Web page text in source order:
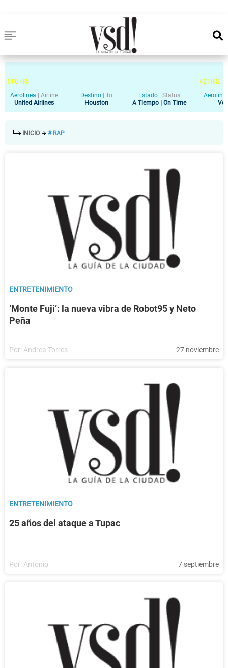
5:00HRS 4:21 HRS
Aerolinea
Airline
United Airlines
Destino
To
Houston
Estado
Status
A Tiempo | On Time
INICIO # RAP
ENTRETENIMIENTO
‘Monte Fuji’: la nueva vibra de Robot95 y Neto
Peña
Por: Andrea Torres 27 noviembre
ENTRETENIMIENTO
25 años del ataque a Tupac
Por: Antonio 7 septiembre